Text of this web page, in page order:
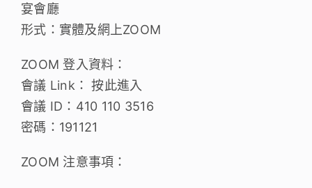
宴會廳
形式：實體及網上ZOOM
ZOOM 登入資料：
會議 Link： 按此進入
會議 ID：410 110 3516
密碼：191121
ZOOM 注意事項：